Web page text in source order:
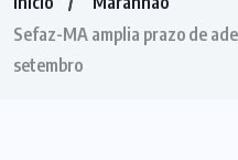
Sefaz-MA amplia prazo de
setembro